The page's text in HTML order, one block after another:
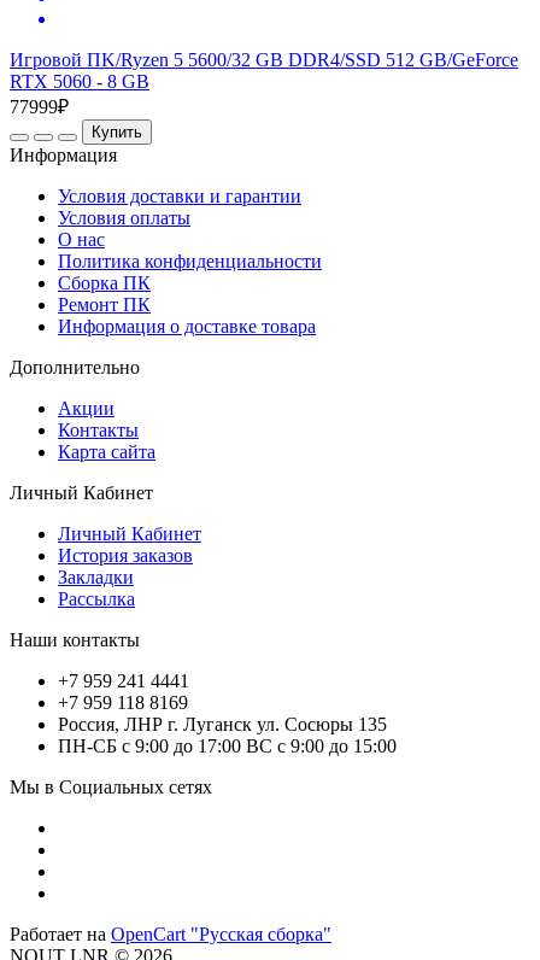
Игровой ПK/Ryzen 5 5600/32 GB DDR4/SSD 512 GB/GeForce
RTX 5060 - 8 GB
77999₽
Купить
Информация
Условия доставки и гарантии
Условия оплаты
О нас
Политика конфиденциальности
Сборка ПК
Ремонт ПК
Информация о доставке товара
Дополнительно
Акции
Контакты
Карта сайта
Личный Кабинет
Личный Кабинет
История заказов
Закладки
Рассылка
Наши контакты
+7 959 241 4441
+7 959 118 8169
Россия, ЛНР г. Луганск ул. Сосюры 135
ПН-СБ с 9:00 до 17:00 ВС с 9:00 до 15:00
Мы в Социальных сетях
Работает на OpenCart "Русская сборка"